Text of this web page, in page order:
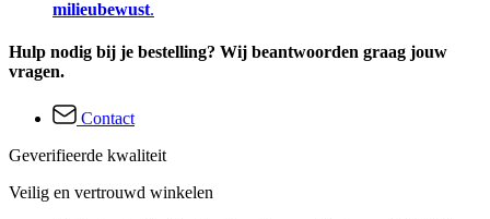
milieubewust.
Hulp nodig bij je bestelling? Wij beantwoorden graag jouw
vragen.
Contact
Geverifieerde kwaliteit
Veilig en vertrouwd winkelen